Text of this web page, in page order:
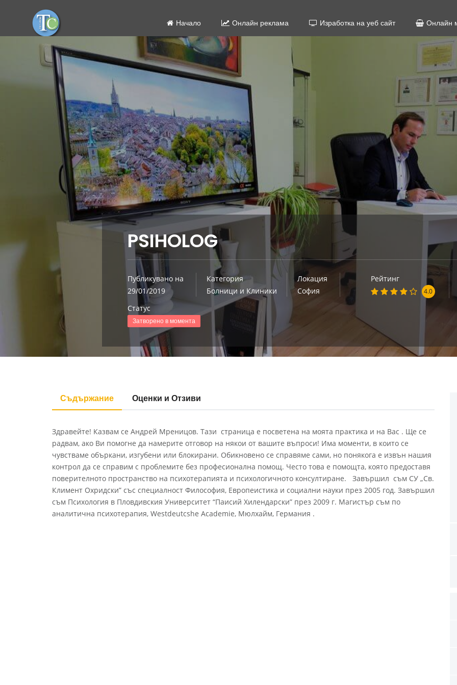
Начало Онлайн реклама Изработка на уеб сайт Онлайн
PSIHOLOG
Публикувано на
29/01/2019
Категория
Болници и Клиники
Локация
София
Рейтинг
4.0
Статус
Затворено в момента
Съдържание Оценки и Отзиви
Здравейте! Казвам се Андрей Мреницов. Тази страница е посветена на моята практика и на Вас . Ще се
радвам, ако Ви помогне да намерите отговор на някои от вашите въпроси! Има моменти, в които се
чувстваме объркани, изгубени или блокирани. Обикновено се справяме сами, но понякога е извън нашия
контрол да се справим с проблемите без професионална помощ. Често това е помощта, която предоставя
поверителното пространство на психотерапията и психологичното консултиране. Завършил съм СУ „Св.
Климент Охридски” със специалност Философия, Европеистика и социални наyки през 2005 год. Завършил
съм Психология в Пловдивския Университет “Паисий Хилендарски” през 2009 г. Магистър съм по
аналитична психотерапия, Westdeutcshe Academie, Мюлхайм, Германия .